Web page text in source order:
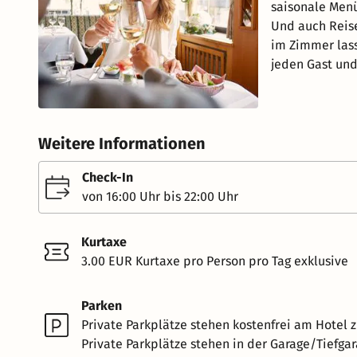
saisonale
Und auch
im Zimmer
jeden Gast
Weitere Informationen
Check-In
von 16:00 Uhr bis 22:00 Uhr
Kurtaxe
3.00 EUR Kurtaxe pro Person pro Tag exklusive
Parken
Private Parkplätze stehen kostenfrei am Hotel
Private Parkplätze stehen in der Garage/